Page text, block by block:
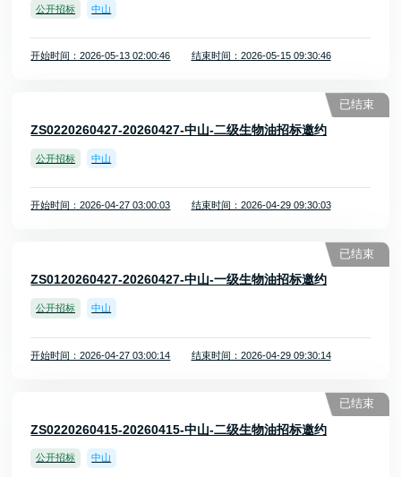
公开招标 中山
开始时间：2026-05-13 02:00:46 结束时间：2026-05-15 09:30:46
ZS0220260427-20260427-中山-二级生物油招标邀约
公开招标 中山
开始时间：2026-04-27 03:00:03 结束时间：2026-04-29 09:30:03
已结束
ZS0120260427-20260427-中山-一级生物油招标邀约
公开招标 中山
开始时间：2026-04-27 03:00:14 结束时间：2026-04-29 09:30:14
已结束
ZS0220260415-20260415-中山-二级生物油招标邀约
公开招标 中山
已结束